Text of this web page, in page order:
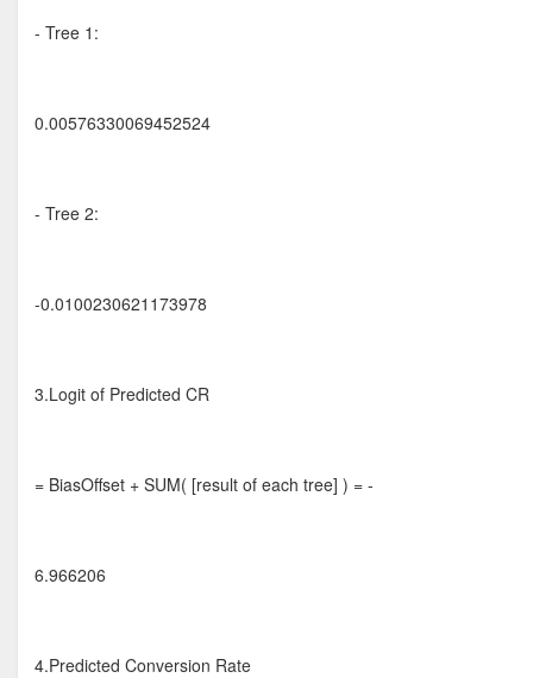
- Tree 1:
0.00576330069452524
- Tree 2:
-0.0100230621173978
3.Logit of Predicted CR
= BiasOffset + SUM( [result of each tree] ) = -
6.966206
4.Predicted Conversion Rate